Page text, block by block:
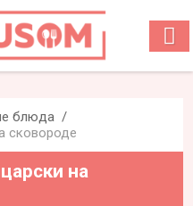
блюда
сковороде
на